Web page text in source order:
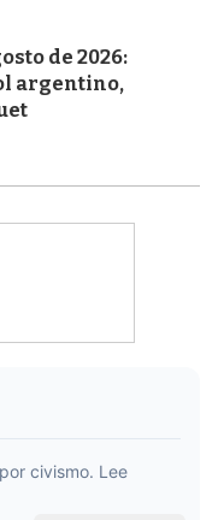
de 2026:
argentino,